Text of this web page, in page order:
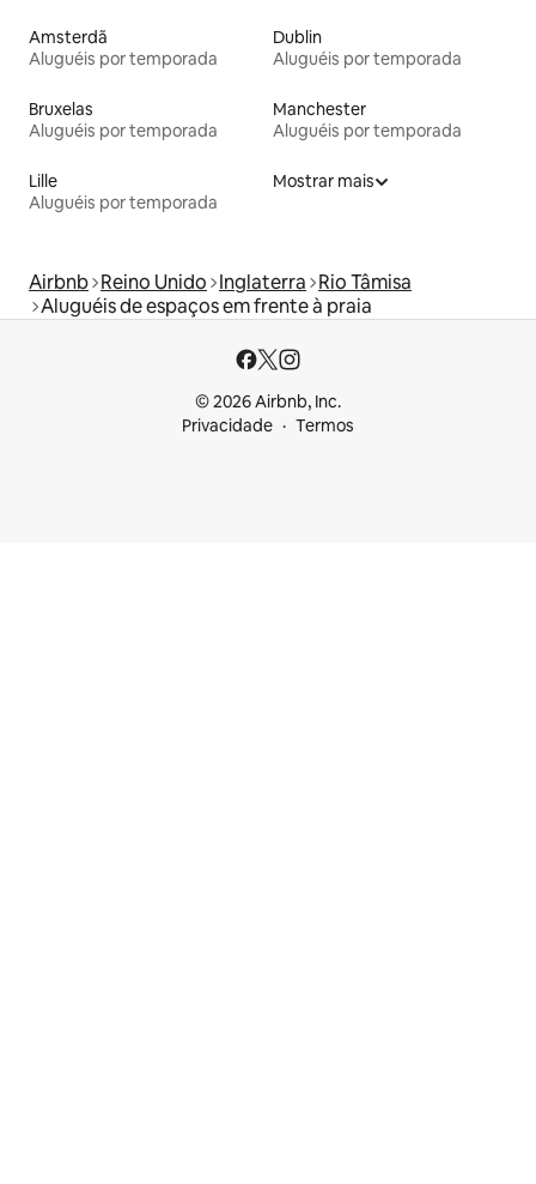
Amsterdã
Aluguéis por temporada
Dublin
Aluguéis por temporada
Bruxelas
Aluguéis por temporada
Manchester
Aluguéis por temporada
Lille
Aluguéis por temporada
Mostrar mais
Airbnb Reino Unido Inglaterra Rio Tâmisa
Aluguéis de espaços em frente à praia
© 2026 Airbnb, Inc.
Privacidade
Termos